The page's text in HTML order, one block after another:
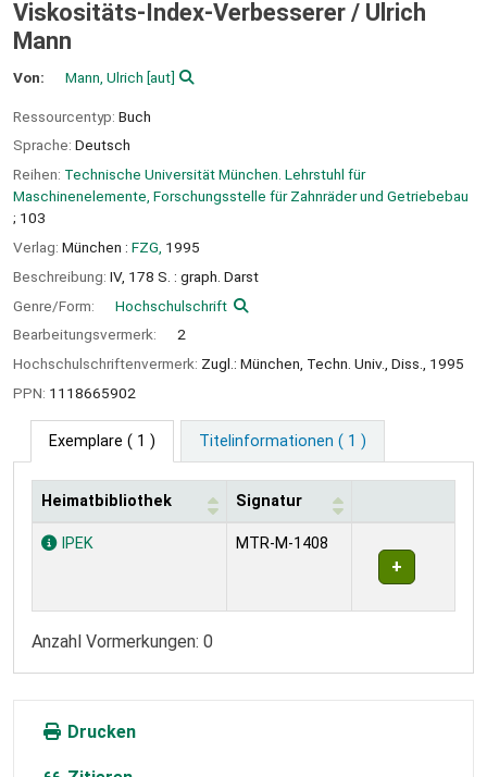
Viskositäts-Index-Verbesserer / Ulrich
Mann
Von: Mann, Ulrich [aut]
Ressourcentyp: Buch
Sprache: Deutsch
Reihen: Technische Universität München. Lehrstuhl für
Maschinenelemente, Forschungsstelle für Zahnräder und Getriebebau
; 103
Verlag: München : FZG, 1995
Beschreibung: IV, 178 S. : graph. Darst
Genre/Form:
Hochschulschrift
Bearbeitungsvermerk:
2
Hochschulschriftenvermerk: Zugl.: München, Techn. Univ., Diss., 1995
PPN: 1118665902
Exemplare ( 1 ) Titelinformationen ( 1 )
Exemplare
Heimatbibliothek Signatur
IPEK MTR-M-1408
Anzahl Vormerkungen: 0
Drucken